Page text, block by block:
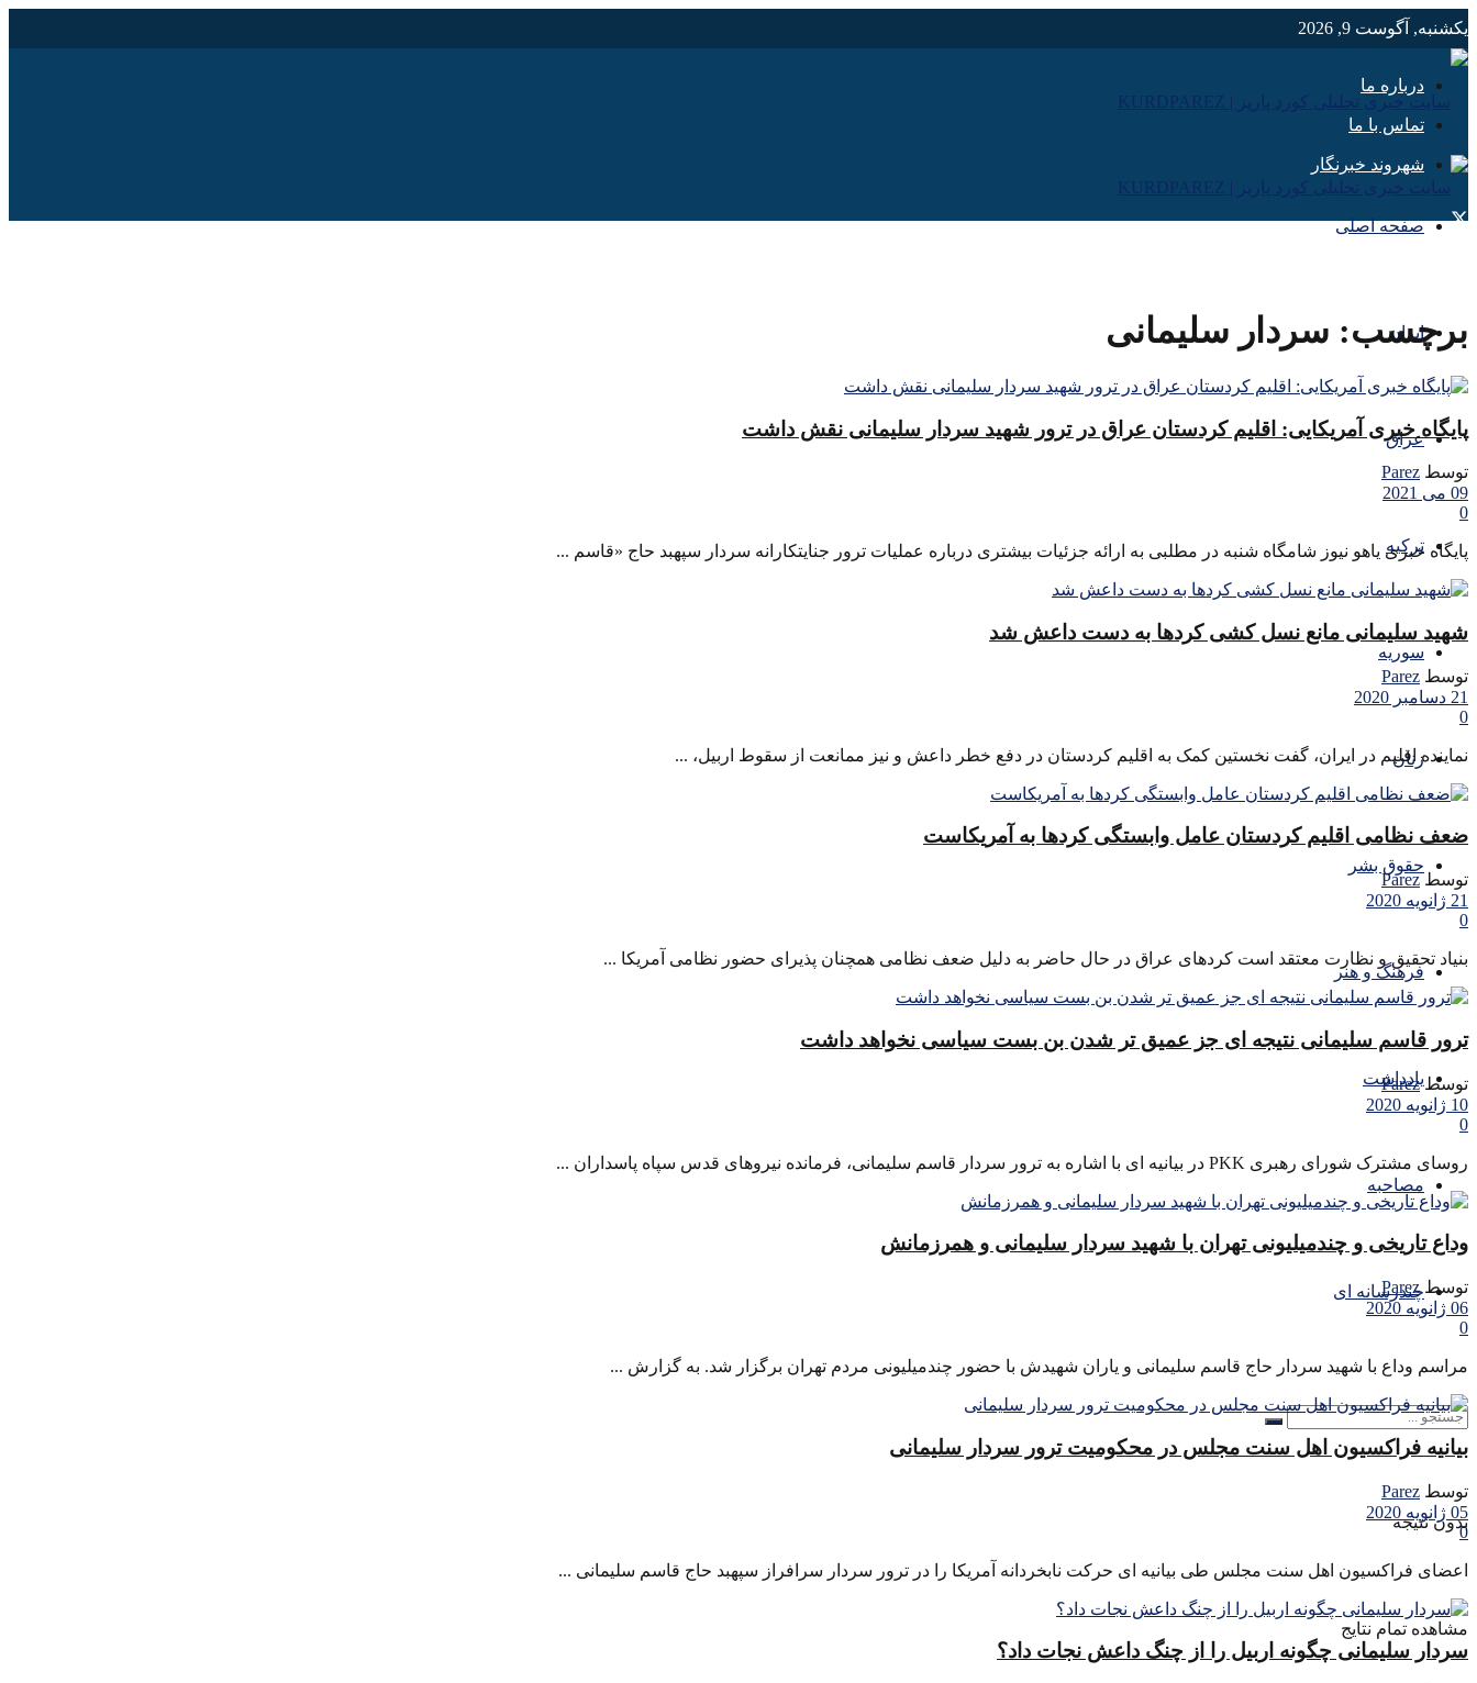
یکشنبه, آگوست 9, 2026
درباره ما
تماس با ما
شهروند خبرنگار
صفحه اصلی
ایران
عراق
ترکیه
سوریه
زنان
حقوق بشر
فرهنگ و هنر
یادداشت
مصاحبه
چندرسانه ای
بدون نتیجه
مشاهده تمام نتایج
برچسب: سردار سلیمانی
پایگاه خبری آمریکایی: اقلیم کردستان عراق در ترور شهید سردار سلیمانی نقش داشت
توسط Parez
09 می 2021
0
پایگاه خبری یاهو نیوز شامگاه شنبه در مطلبی به ارائه جزئیات بیشتری درباره عملیات ترور جنایتکارانه سردار سپهبد حاج «قاسم ...
شهید سلیمانی مانع نسل کشی کردها به دست داعش شد
توسط Parez
21 دسامبر 2020
0
نماینده اقلیم در ایران، گفت نخستین کمک به اقلیم کردستان در دفع خطر داعش و نیز ممانعت از سقوط اربیل، ...
ضعف نظامی اقلیم کردستان عامل وابستگی کردها به آمریکاست
توسط Parez
21 ژانویه 2020
0
بنیاد تحقیق و نظارت معتقد است کردهای عراق در حال حاضر به دلیل ضعف نظامی همچنان پذیرای حضور نظامی آمریکا ...
ترور قاسم سلیمانی نتیجه ای جز عمیق تر شدن بن بست سیاسی نخواهد داشت
توسط Parez
10 ژانویه 2020
0
روسای مشترک شورای رهبری PKK در بیانیه ای با اشاره به ترور سردار قاسم سلیمانی، فرمانده نیروهای قدس سپاه پاسداران ...
وداع تاریخی و چندمیلیونی تهران با شهید سردار سلیمانی و همرزمانش
توسط Parez
06 ژانویه 2020
0
مراسم وداع با شهید سردار حاج قاسم سلیمانی و یاران شهیدش با حضور چندمیلیونی مردم تهران برگزار شد. به گزارش ...
بیانیه فراکسیون اهل سنت مجلس در محکومیت ترور سردار سلیمانی
توسط Parez
05 ژانویه 2020
0
اعضای فراکسیون اهل سنت مجلس طی بیانیه ای حرکت نابخردانه آمریکا را در ترور سردار سرافراز سپهبد حاج قاسم سلیمانی ...
سردار سلیمانی چگونه اربیل را از چنگ داعش نجات داد؟